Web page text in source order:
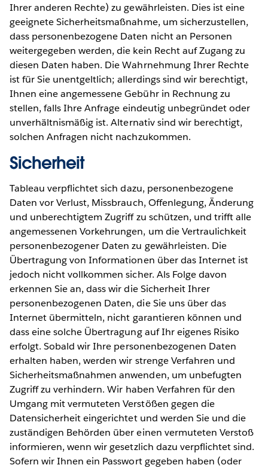
Ihrer anderen Rechte) zu gewährleisten. Dies ist eine
geeignete Sicherheitsmaßnahme, um sicherzustellen,
dass personenbezogene Daten nicht an Personen
weitergegeben werden, die kein Recht auf Zugang zu
diesen Daten haben. Die Wahrnehmung Ihrer Rechte
ist für Sie unentgeltlich; allerdings sind wir berechtigt,
Ihnen eine angemessene Gebühr in Rechnung zu
stellen, falls Ihre Anfrage eindeutig unbegründet oder
unverhältnismäßig ist. Alternativ sind wir berechtigt,
solchen Anfragen nicht nachzukommen.
Sicherheit
Tableau verpflichtet sich dazu, personenbezogene
Daten vor Verlust, Missbrauch, Offenlegung, Änderung
und unberechtigtem Zugriff zu schützen, und trifft alle
angemessenen Vorkehrungen, um die Vertraulichkeit
personenbezogener Daten zu gewährleisten. Die
Übertragung von Informationen über das Internet ist
jedoch nicht vollkommen sicher. Als Folge davon
erkennen Sie an, dass wir die Sicherheit Ihrer
personenbezogenen Daten, die Sie uns über das
Internet übermitteln, nicht garantieren können und
dass eine solche Übertragung auf Ihr eigenes Risiko
erfolgt. Sobald wir Ihre personenbezogenen Daten
erhalten haben, werden wir strenge Verfahren und
Sicherheitsmaßnahmen anwenden, um unbefugten
Zugriff zu verhindern. Wir haben Verfahren für den
Umgang mit vermuteten Verstößen gegen die
Datensicherheit eingerichtet und werden Sie und die
zuständigen Behörden über einen vermuteten Verstoß
informieren, wenn wir gesetzlich dazu verpflichtet sind.
Sofern wir Ihnen ein Passwort gegeben haben (oder